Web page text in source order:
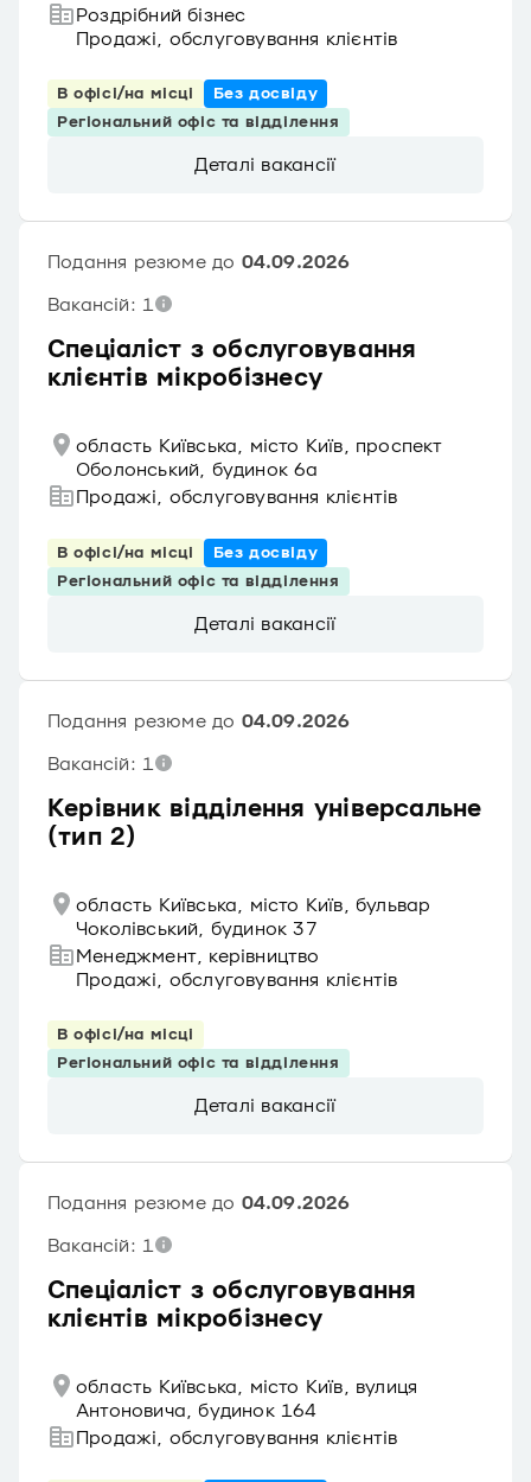
Роздрібний бізнес
Продажі, обслуговування клієнтів
В офісі/на місці
Без досвіду
Регіональний офіс та відділення
Деталі вакансії
Спеціаліст з обслуговування
клієнтів мікробізнесу
Подання резюме до 04.09.2026
Вакансій: 1
область Київська, місто Київ, проспект
Оболонський, будинок 6а
Продажі, обслуговування клієнтів
В офісі/на місці
Без досвіду
Регіональний офіс та відділення
Деталі вакансії
Керівник відділення універсальне
(тип 2)
Подання резюме до 04.09.2026
Вакансій: 1
область Київська, місто Київ, бульвар
Чоколівський, будинок 37
Менеджмент, керівництво
Продажі, обслуговування клієнтів
В офісі/на місці
Регіональний офіс та відділення
Деталі вакансії
Спеціаліст з обслуговування
клієнтів мікробізнесу
Подання резюме до 04.09.2026
Вакансій: 1
область Київська, місто Київ, вулиця
Антоновича, будинок 164
Продажі, обслуговування клієнтів